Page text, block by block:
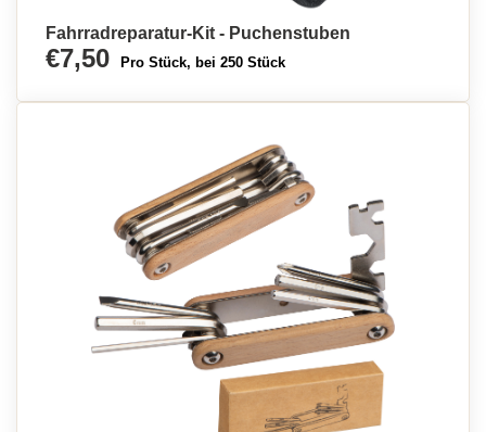
Fahrradreparatur-Kit - Puchenstuben
€7,50 Pro Stück, bei 250 Stück